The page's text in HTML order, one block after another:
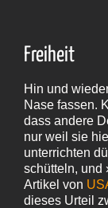
Freiheit
Hin und
Nase fassen.
dass andere
nur weil sie
unterrichten
schütteln, und
Artikel von
dieses Urteil